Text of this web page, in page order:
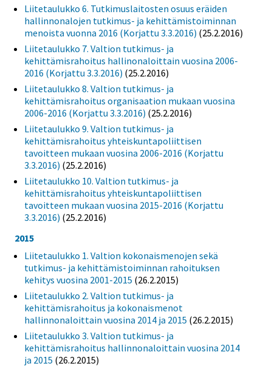
Liitetaulukko 6. Tutkimuslaitosten osuus eräiden
hallinnonalojen tutkimus- ja kehittämistoiminnan
menoista vuonna 2016 (Korjattu 3.3.2016) (25.2.2016)
Liitetaulukko 7. Valtion tutkimus- ja
kehittämisrahoitus hallinonaloittain vuosina 2006-
2016 (Korjattu 3.3.2016) (25.2.2016)
Liitetaulukko 8. Valtion tutkimus- ja
kehittämisrahoitus organisaation mukaan vuosina
2006-2016 (Korjattu 3.3.2016) (25.2.2016)
Liitetaulukko 9. Valtion tutkimus- ja
kehittämisrahoitus yhteiskuntapoliittisen
tavoitteen mukaan vuosina 2006-2016 (Korjattu
3.3.2016) (25.2.2016)
Liitetaulukko 10. Valtion tutkimus- ja
kehittämisrahoitus yhteiskuntapoliittisen
tavoitteen mukaan vuosina 2015-2016 (Korjattu
3.3.2016) (25.2.2016)
2015
Liitetaulukko 1. Valtion kokonaismenojen sekä
tutkimus- ja kehittämistoiminnan rahoituksen
kehitys vuosina 2001-2015 (26.2.2015)
Liitetaulukko 2. Valtion tutkimus- ja
kehittämisrahoitus ja kokonaismenot
hallinnonaloittain vuosina 2014 ja 2015 (26.2.2015)
Liitetaulukko 3. Valtion tutkimus- ja
kehittämisrahoitus hallinnonaloittain vuosina 2014
ja 2015 (26.2.2015)